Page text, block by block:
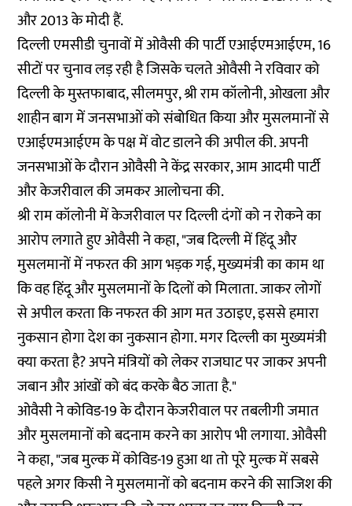
और 2013 के मोदी हैं.
दिल्ली एमसीडी चुनावों में ओवैसी की पार्टी एआईएमआईएम, 16
सीटों पर चुनाव लड़ रही है जिसके चलते ओवैसी ने रविवार को
दिल्ली के मुस्तफाबाद, सीलमपुर, श्री राम कॉलोनी, ओखला और
शाहीन बाग में जनसभाओं को संबोधित किया और मुसलमानों से
एआईएमआईएम के पक्ष में वोट डालने की अपील की. अपनी
जनसभाओं के दौरान ओवैसी ने केंद्र सरकार, आम आदमी पार्टी
और केजरीवाल की जमकर आलोचना की.
श्री राम कॉलोनी में केजरीवाल पर दिल्ली दंगों को न रोकने का
आरोप लगाते हुए ओवैसी ने कहा, "जब दिल्ली में हिंदू और
मुसलमानों में नफरत की आग भड़क गई, मुख्यमंत्री का काम था
कि वह हिंदू और मुसलमानों के दिलों को मिलाता. जाकर लोगों
से अपील करता कि नफरत की आग मत उठाइए, इससे हमारा
नुकसान होगा देश का नुकसान होगा. मगर दिल्ली का मुख्यमंत्री
क्या करता है? अपने मंत्रियों को लेकर राजघाट पर जाकर अपनी
जबान और आंखों को बंद करके बैठ जाता है."
ओवैसी ने कोविड-19 के दौरान केजरीवाल पर तबलीगी जमात
और मुसलमानों को बदनाम करने का आरोप भी लगाया. ओवैसी
ने कहा, "जब मुल्क में कोविड-19 हुआ था तो पूरे मुल्क में सबसे
पहले अगर किसी ने मुसलमानों को बदनाम करने की साजिश की